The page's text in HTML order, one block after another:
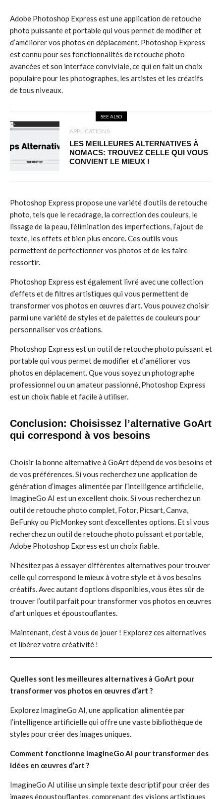
Adobe Photoshop Express est une application de retouche
photo puissante et portable qui vous permet de modifier et
d’améliorer vos photos en déplacement. Photoshop Express
est connu pour ses fonctionnalités de retouche photo
avancées et son interface conviviale, ce qui en fait un choix
populaire pour les photographes, les artistes et les créatifs
de tous niveaux.
SEE ALSO
APPLICATIONS
LES MEILLEURES ALTERNATIVES À
NOMACS: TROUVEZ CELLE QUI VOUS
CONVIENT LE MIEUX !
Photoshop Express propose une variété d’outils de retouche
photo, tels que le recadrage, la correction des couleurs, le
lissage de la peau, l’élimination des imperfections, l’ajout de
texte, les effets et bien plus encore. Ces outils vous
permettent de perfectionner vos photos et de les faire
ressortir.
Photoshop Express est également livré avec une collection
d’effets et de filtres artistiques qui vous permettent de
transformer vos photos en œuvres d’art. Vous pouvez choisir
parmi une variété de styles et de palettes de couleurs pour
personnaliser vos créations.
Photoshop Express est un outil de retouche photo puissant et
portable qui vous permet de modifier et d’améliorer vos
photos en déplacement. Que vous soyez un photographe
professionnel ou un amateur passionné, Photoshop Express
est un choix fiable et facile à utiliser.
Conclusion: Choisissez l’alternative GoArt
qui correspond à vos besoins
Choisir la bonne alternative à GoArt dépend de vos besoins et
de vos préférences. Si vous recherchez une application de
génération d’images alimentée par l’intelligence artificielle,
ImagineGo AI est un excellent choix. Si vous recherchez un
outil de retouche photo complet, Fotor, Picsart, Canva,
BeFunky ou PicMonkey sont d’excellentes options. Et si vous
recherchez un outil de retouche photo puissant et portable,
Adobe Photoshop Express est un choix fiable.
N’hésitez pas à essayer différentes alternatives pour trouver
celle qui correspond le mieux à votre style et à vos besoins
créatifs. Avec autant d’options disponibles, vous êtes sûr de
trouver l’outil parfait pour transformer vos photos en œuvres
d’art uniques et époustouflantes.
Maintenant, c’est à vous de jouer ! Explorez ces alternatives
et libérez votre créativité !
Quelles sont les meilleures alternatives à GoArt pour
transformer vos photos en œuvres d’art ?
Explorez ImagineGo AI, une application alimentée par
l’intelligence artificielle qui offre une vaste bibliothèque de
styles pour créer des images uniques.
Comment fonctionne ImagineGo AI pour transformer des
idées en œuvres d’art ?
ImagineGo AI utilise un simple texte descriptif pour créer des
images époustouflantes, comprenant des visions artistiques